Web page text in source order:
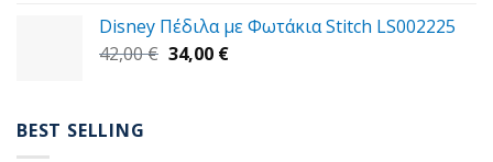
was:
37,00 €.
τιμή
είναι:
Disney Πέδιλα με Φωτάκια Stitch LS002225
42,00€ Original
34,00 €Η
BEST SELLING